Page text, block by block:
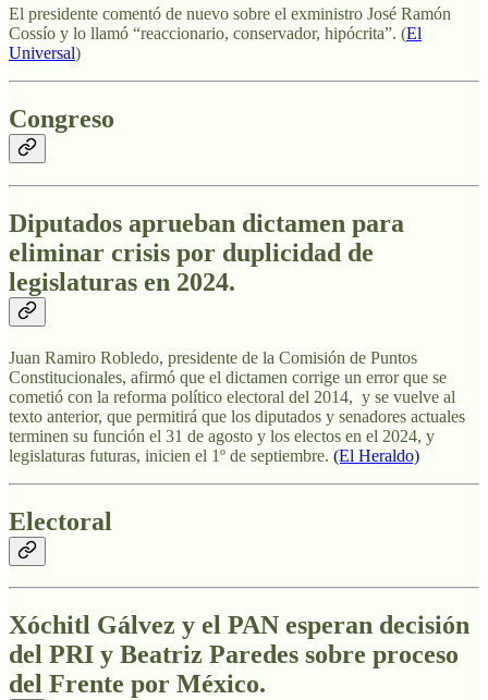
El presidente comentó de nuevo sobre el exministro José Ramón
Cossío y lo llamó “reaccionario, conservador, hipócrita”. (El
Universal)
Congreso
Diputados aprueban dictamen para
eliminar crisis por duplicidad de
legislaturas en 2024.
Juan Ramiro Robledo, presidente de la Comisión de Puntos
Constitucionales, afirmó que el dictamen corrige un error que se
cometió con la reforma político electoral del 2014, y se vuelve al
texto anterior, que permitirá que los diputados y senadores actuales
terminen su función el 31 de agosto y los electos en el 2024, y
legislaturas futuras, inicien el 1º de septiembre. (El Heraldo)
Electoral
Xóchitl Gálvez y el PAN esperan decisión
del PRI y Beatriz Paredes sobre proceso
del Frente por México.